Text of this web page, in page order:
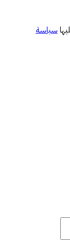
سياسة